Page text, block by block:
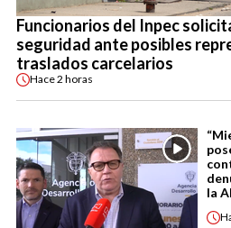
Funcionarios del Inpec
seguridad ante posibles
traslados carcelarios
Hace2 horas
la